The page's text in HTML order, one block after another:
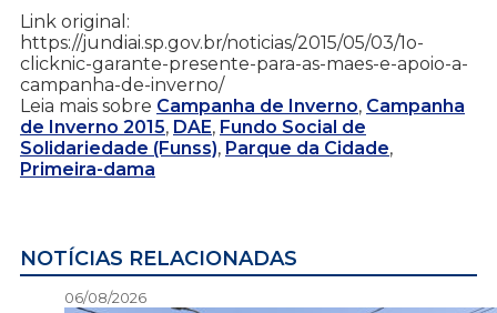
Link original:
https://jundiai.sp.gov.br/noticias/2015/05/03/1o-
clicknic-garante-presente-para-as-maes-e-apoio-a-
campanha-de-inverno/
Leia mais sobre Campanha de Inverno, Campanha
de Inverno 2015, DAE, Fundo Social de
Solidariedade (Funss), Parque da Cidade,
Primeira-dama
NOTÍCIAS RELACIONADAS
06/08/2026